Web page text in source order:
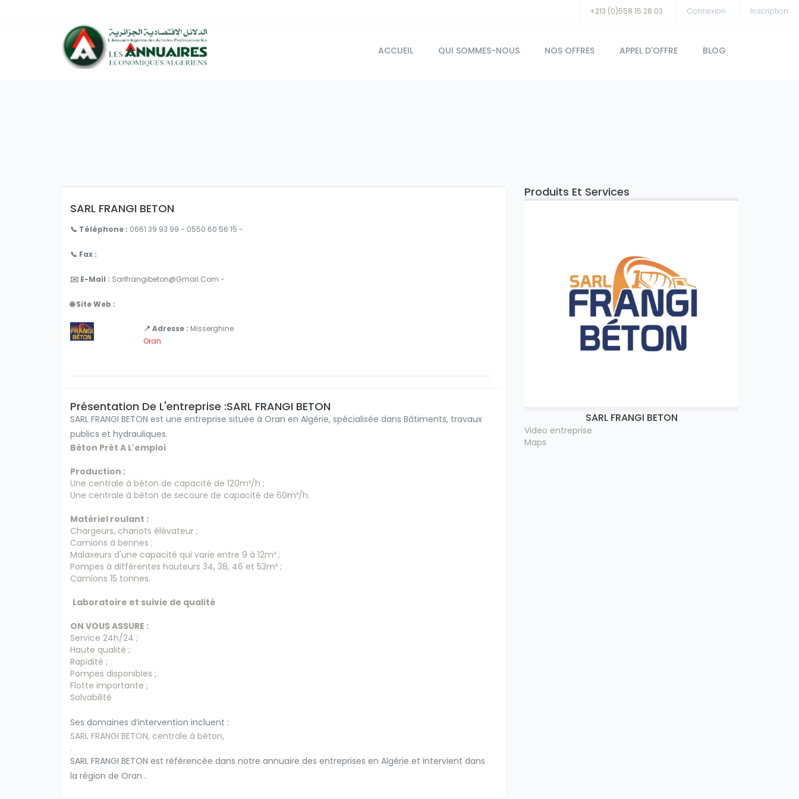
+213 (0)558 15 28 03 Connexion Inscription
ACCUEIL QUI SOMMES-NOUS NOS OFFRES APPEL D'OFFRE BLOG
SARL FRANGI BETON
📞 Téléphone : 0661 39 93 99 - 0550 60 56 15 -
📞 Fax :
✉️ E-Mail : Sarlfrangibeton@gmail.com -
🌐 Site Web :
📍 Adresse : Misserghine
Oran
Présentation De L'entreprise :SARL FRANGI BETON
SARL FRANGI BETON est une entreprise située à Oran en Algérie, spécialisée dans Bâtiments, travaux
publics et hydrauliques.
Béton Prêt A L'emploi
Production :
Une centrale à béton de capacité de 120m³/h ;
Une centrale à béton de secoure de capacité de 60m³/h.
Matériel roulant :
Chargeurs, chariots élévateur ;
Camions à bennes ;
Malaxeurs d'une capacité qui varie entre 9 à 12m³ ;
Pompes à différentes hauteurs 34, 38, 46 et 53m³ ;
Camions 15 tonnes.
Laboratoire et suivie de qualité
ON VOUS ASSURE :
Service 24h/24 ;
Haute qualité ;
Rapidité ;
Pompes disponibles ;
Flotte importante ;
Solvabilité
Ses domaines d’intervention incluent :
SARL FRANGI BETON, centrale à béton,
.
SARL FRANGI BETON est référencée dans notre annuaire des entreprises en Algérie et intervient dans
la région de Oran .
Produits Et Services
SARL FRANGI BETON
Video entreprise
Maps